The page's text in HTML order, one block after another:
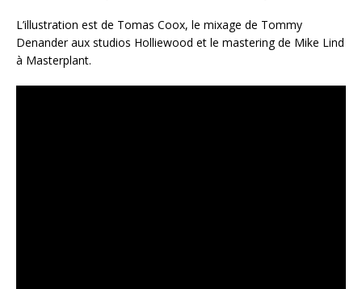
L’illustration est de Tomas Coox, le mixage de Tommy
Denander aux studios Holliewood et le mastering de Mike Lind
à Masterplant.